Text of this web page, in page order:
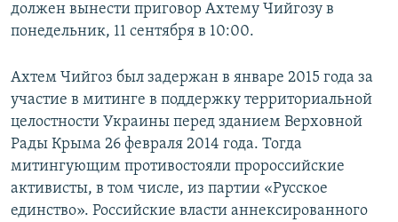
должен вынести приговор Ахтему Чийгозу в
понедельник, 11 сентября в 10:00.
Ахтем Чийгоз был задержан в январе 2015 года за
участие в митинге в поддержку территориальной
целостности Украины перед зданием Верховной
Рады Крыма 26 февраля 2014 года. Тогда
митингующим противостояли пророссийские
активисты, в том числе, из партии «Русское
единство». Российские власти аннексированного